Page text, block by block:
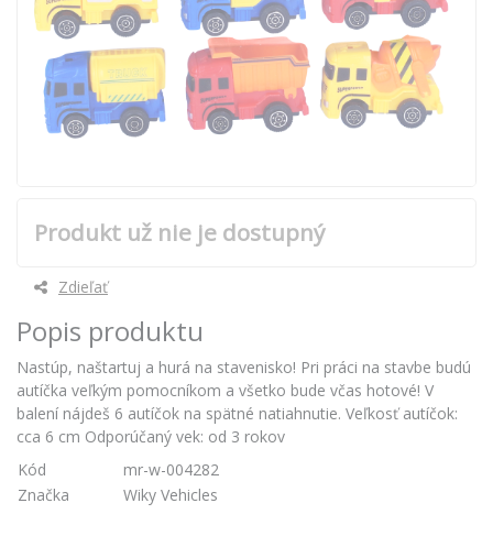
Produkt už nie je dostupný
Zdieľať
Popis produktu
Nastúp, naštartuj a hurá na stavenisko! Pri práci na stavbe budú
autíčka veľkým pomocníkom a všetko bude včas hotové! V
balení nájdeš 6 autíčok na spätné natiahnutie. Veľkosť autíčok:
cca 6 cm Odporúčaný vek: od 3 rokov
Kód
mr-w-004282
Značka
Wiky Vehicles